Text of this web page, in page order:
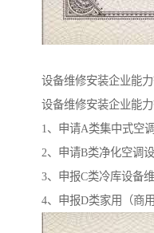
设备维修安装企业能
设备维修安装企业能
1、申请A类集中式空
2、申请B类净化空调
3、申报C类冷库设备
4、申报D类家用（商